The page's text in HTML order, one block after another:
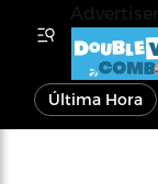
Última Hora